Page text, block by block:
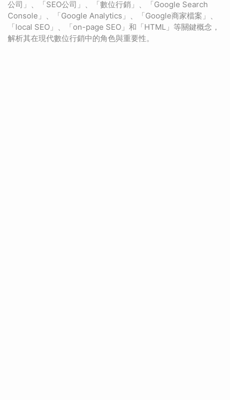
公司」、「SEO公司」、「數位行銷」、「Google Search
Console」、「Google Analytics」、「Google商家檔案」、
「local SEO」、「on-page SEO」和「HTML」等關鍵概念，
解析其在現代數位行銷中的角色與重要性。